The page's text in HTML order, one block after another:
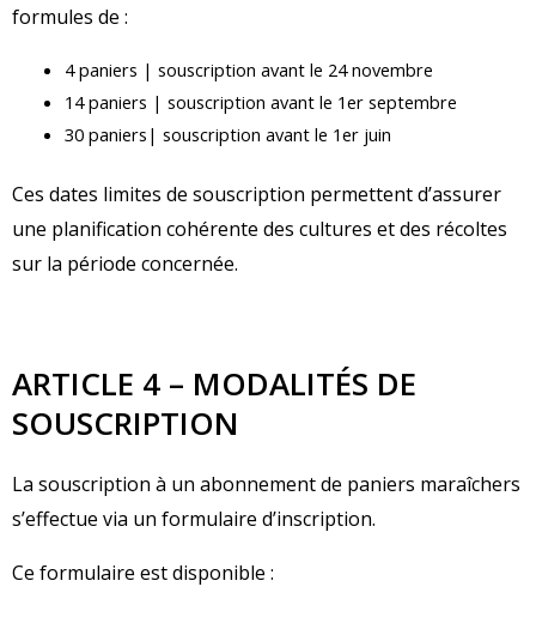
formules de :
4 paniers | souscription avant le 24 novembre
14 paniers | souscription avant le 1er septembre
30 paniers| souscription avant le 1er juin
Ces dates limites de souscription permettent d’assurer
une planification cohérente des cultures et des récoltes
sur la période concernée.
ARTICLE 4 – MODALITÉS DE
SOUSCRIPTION
La souscription à un abonnement de paniers maraîchers
s’effectue via un formulaire d’inscription.
Ce formulaire est disponible :